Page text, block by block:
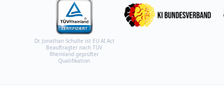
Dr. Jonathan Schulte ist EU AI Act
Beauftragter nach TÜV
Rheinland geprüfter
Qualifikation